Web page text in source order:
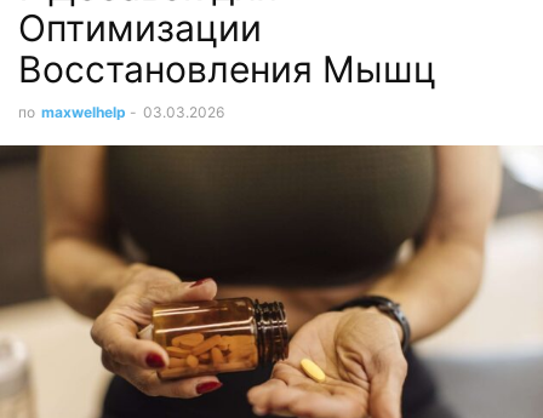
Оптимизации
Восстановления Мышц
по maxwelhelp - 03.03.2026